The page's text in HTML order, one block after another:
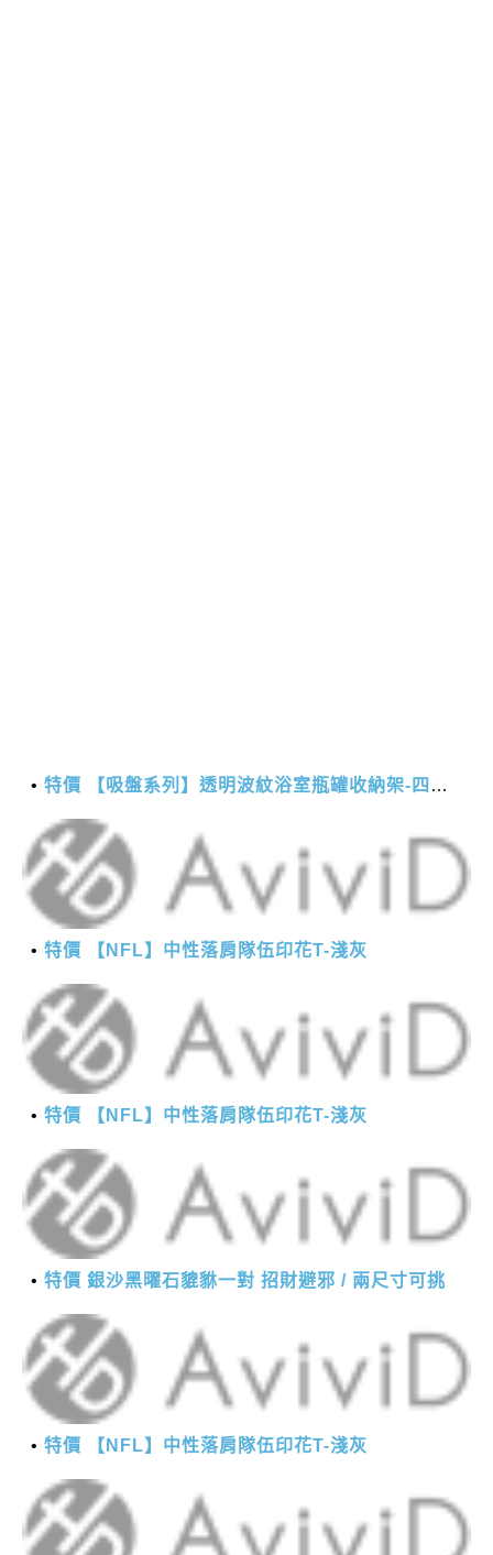
特價 【吸盤系列】透明波紋浴室瓶罐收納架-四方款
特價 【NFL】中性落肩隊伍印花T-淺灰
特價 【NFL】中性落肩隊伍印花T-淺灰
特價 銀沙黑曜石貔貅一對 招財避邪 / 兩尺寸可挑
特價 【NFL】中性落肩隊伍印花T-淺灰